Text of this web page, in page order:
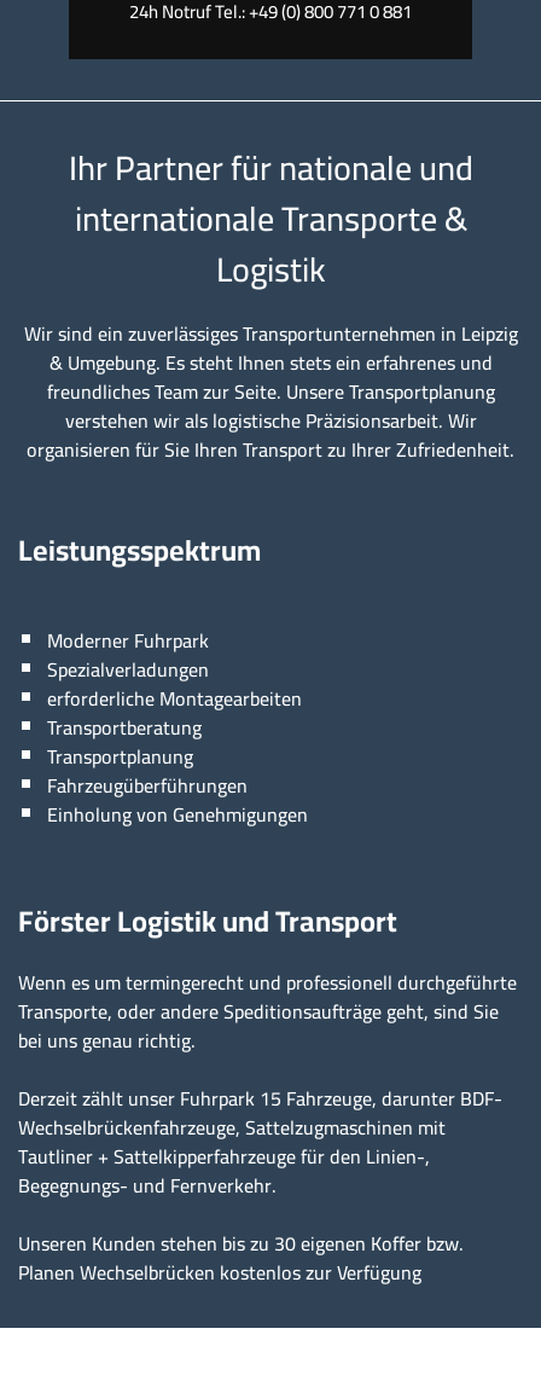
24h Notruf Tel.: +49 (0) 800 771 0 881
Ihr Partner für nationale und
internationale Transporte &
Logistik
Wir sind ein zuverlässiges Transportunternehmen in Leipzig
& Umgebung. Es steht Ihnen stets ein erfahrenes und
freundliches Team zur Seite. Unsere Transportplanung
verstehen wir als logistische Präzisionsarbeit. Wir
organisieren für Sie Ihren Transport zu Ihrer Zufriedenheit.
Leistungsspektrum
Moderner Fuhrpark
Spezialverladungen
erforderliche Montagearbeiten
Transportberatung
Transportplanung
Fahrzeugüberführungen
Einholung von Genehmigungen
Förster Logistik und Transport
Wenn es um termingerecht und professionell durchgeführte
Transporte, oder andere Speditionsaufträge geht, sind Sie
bei uns genau richtig.
Derzeit zählt unser Fuhrpark 15 Fahrzeuge, darunter BDF-
Wechselbrückenfahrzeuge, Sattelzugmaschinen mit
Tautliner + Sattelkipperfahrzeuge für den Linien-,
Begegnungs- und Fernverkehr.
Unseren Kunden stehen bis zu 30 eigenen Koffer bzw.
Planen Wechselbrücken kostenlos zur Verfügung